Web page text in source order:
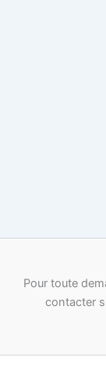
Pour toute
contacter